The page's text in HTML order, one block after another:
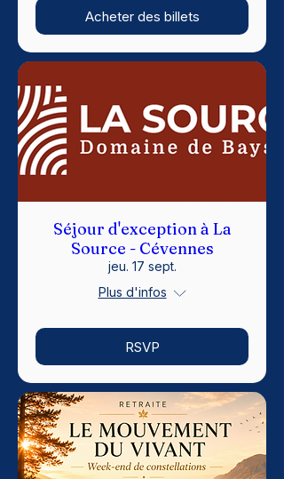
Acheter des billets
Séjour d'exception à La
Source - Cévennes
jeu. 17 sept.
Plus d'infos
RSVP